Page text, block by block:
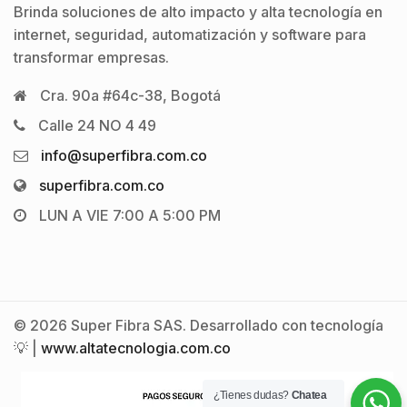
Brinda soluciones de alto impacto y alta tecnología en
internet, seguridad, automatización y software para
transformar empresas.
Cra. 90a #64c-38, Bogotá
Calle 24 NO 4 49
info@superfibra.com.co
superfibra.com.co
LUN A VIE 7:00 A 5:00 PM
© 2026 Super Fibra SAS. Desarrollado con tecnología
💡 | www.altatecnologia.com.co
¿Tienes dudas? Chatea